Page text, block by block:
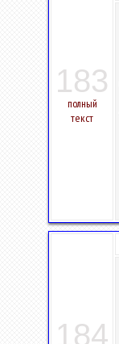
183
полный
текст
184